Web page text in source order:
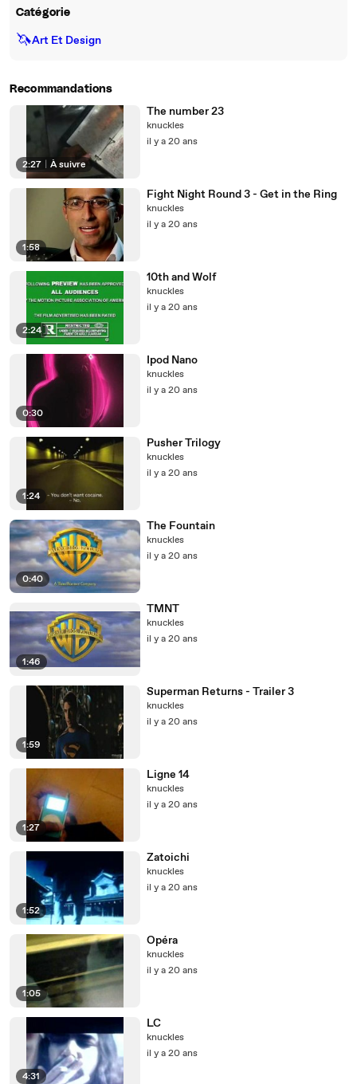
Catégorie
🦄Art Et Design
Recommandations
2:27 À suivre
The number 23
knuckles
il y a 20 ans
1:58
Fight Night Round 3 - Get in the Ring
knuckles
il y a 20 ans
2:24
10th and Wolf
knuckles
il y a 20 ans
0:30
Ipod Nano
knuckles
il y a 20 ans
1:24
Pusher Trilogy
knuckles
il y a 20 ans
0:40
The Fountain
knuckles
il y a 20 ans
1:46
TMNT
knuckles
il y a 20 ans
1:59
Superman Returns - Trailer 3
knuckles
il y a 20 ans
1:27
Ligne 14
knuckles
il y a 20 ans
1:52
Zatoichi
knuckles
il y a 20 ans
1:05
Opéra
knuckles
il y a 20 ans
4:31
LC
knuckles
il y a 20 ans